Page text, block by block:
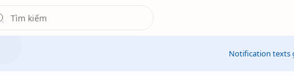
Notification texts